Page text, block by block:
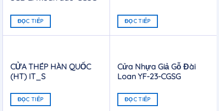
ĐỌC TIẾP ĐỌC TIẾP
CỬA THÉP HÀN QUỐC
(HT) IT_S
ĐỌC TIẾP
Cửa Nhựa Giả Gỗ Đài
Loan YF-23-CGSG
ĐỌC TIẾP